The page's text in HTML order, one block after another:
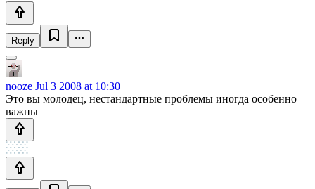
Reply
nooze Jul 3 2008 at 10:30
Это вы молодец, нестандартные проблемы иногда особенно
важны